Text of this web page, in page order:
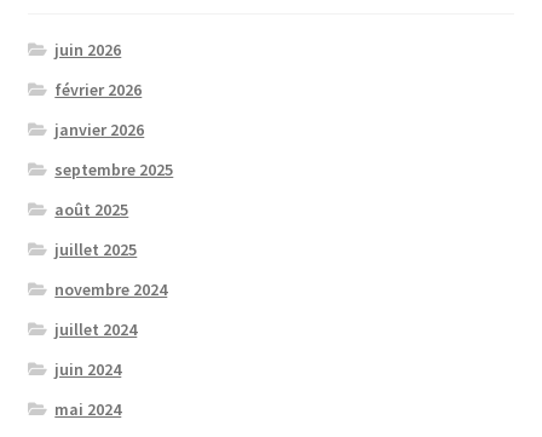
juin 2026
février 2026
janvier 2026
septembre 2025
août 2025
juillet 2025
novembre 2024
juillet 2024
juin 2024
mai 2024